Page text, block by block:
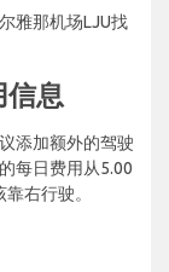
雅那机场LJU找
息
添加额外的驾驶
每日费用从5.00
右行驶。